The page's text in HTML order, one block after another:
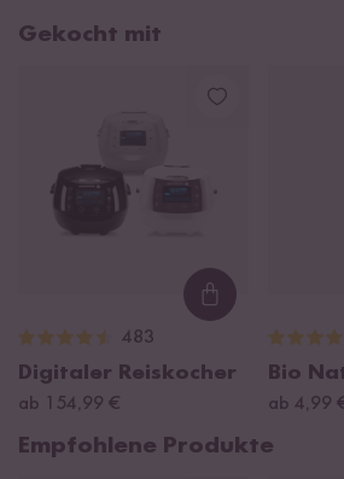
Gekocht mit
Loading...
483
Digitaler Reiskocher
ab 154,99 €
Bio
ab 4,99
Empfohlene Produkte